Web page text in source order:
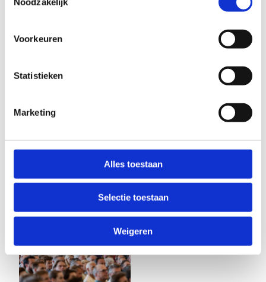
Voorkeuren
Statistieken
Marketing
Alles toestaan
Selectie toestaan
Weigeren